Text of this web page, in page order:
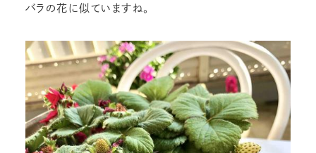
バラの花に似ていますね。